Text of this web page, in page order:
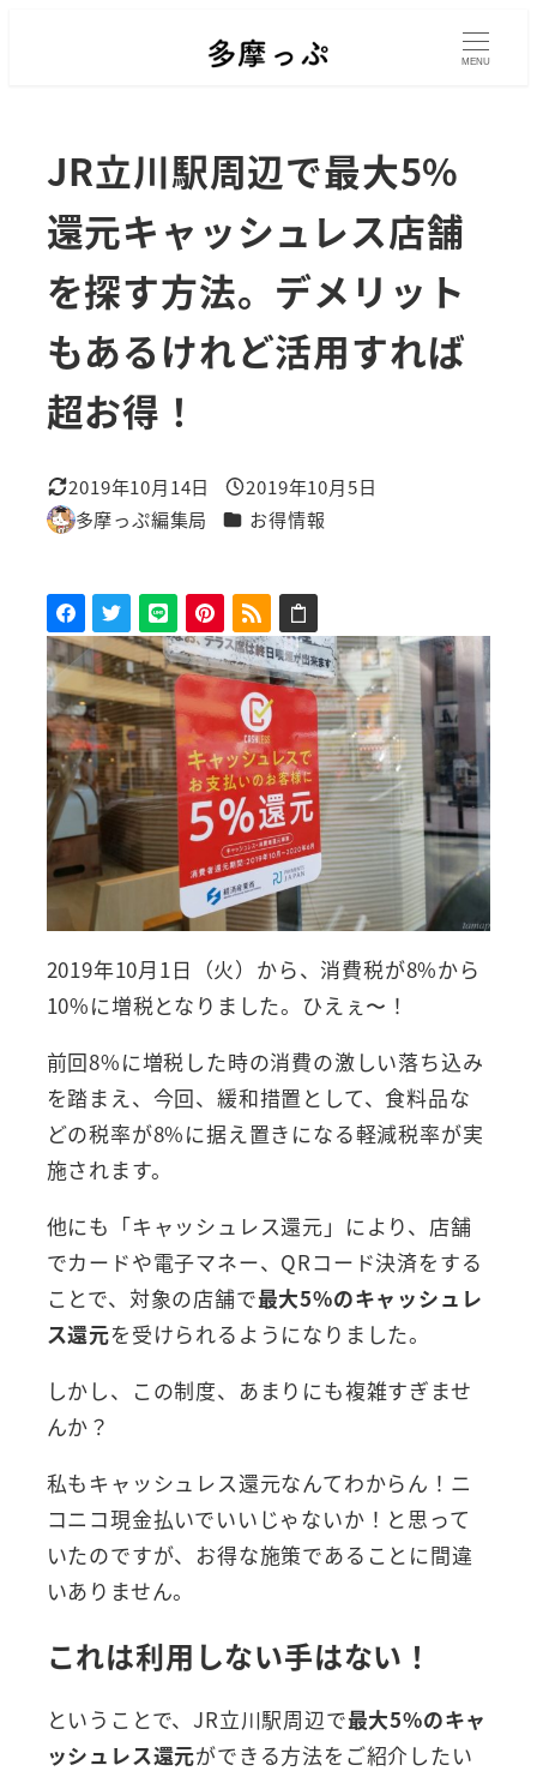
MENU
JR立川駅周辺で最大5%
還元キャッシュレス店舗
を探す方法。デメリット
もあるけれど活用すれば
超お得！
更新日
2019年10月14日
投稿日
2019年10月5日
著
多摩っぷ編集局 カテゴリー
お得情報
2019年10月1日（火）から、消費税が8%から
10%に増税となりました。ひえぇ〜！
前回8%に増税した時の消費の激しい落ち込み
を踏まえ、今回、緩和措置として、食料品な
どの税率が8%に据え置きになる軽減税率が実
施されます。
他にも「キャッシュレス還元」により、店舗
でカードや電子マネー、QRコード決済をする
ことで、対象の店舗で最大5%のキャッシュレ
ス還元を受けられるようになりました。
しかし、この制度、あまりにも複雑すぎませ
んか？
私もキャッシュレス還元なんてわからん！ニ
コニコ現金払いでいいじゃないか！と思って
いたのですが、お得な施策であることに間違
いありません。
これは利用しない手はない！
ということで、JR立川駅周辺で最大5%のキャ
ッシュレス還元ができる方法をご紹介したい